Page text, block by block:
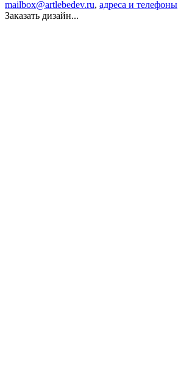
mailbox@artlebedev.ru, адреса и телефоны
Заказать дизайн...